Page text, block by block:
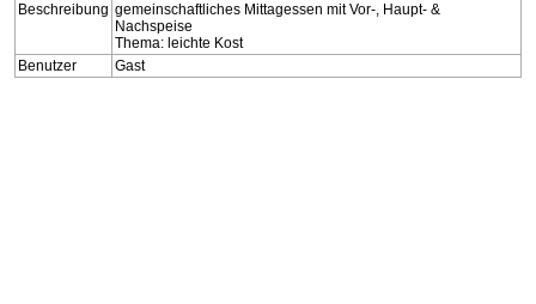
Beschreibung gemeinschaftliches Mittagessen mit Vor-, Haupt- &
Nachspeise
Thema: leichte Kost
Benutzer
Gast